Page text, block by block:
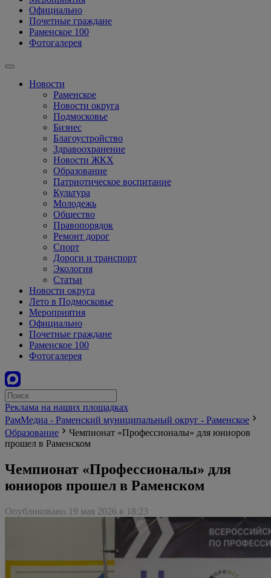
Официально
Почетные граждане
Раменское 100
Фотогалерея
Новости
Раменское
Новости округа
Подмосковье
Бизнес
Благоустройство
Здравоохранение
Новости ЖКХ
Образование
Патриотическое воспитание
Культура
Молодежь
Общество
Правопорядок
Ремонт дорог
Спорт
Дороги и транспорт
Экология
Статьи
Новости округа
Лето в Подмосковье
Мероприятия
Официально
Почетные граждане
Раменское 100
Фотогалерея
Реклама на наших площадках
РамМедиа - Раменский муниципальный округ - Раменское
Образование
Чемпионат «Профессионалы» для юниоров
прошел в Раменском
Чемпионат «Профессионалы» для
юниоров прошел в Раменском
Опубликовано 19 мая 2026 в 18:23